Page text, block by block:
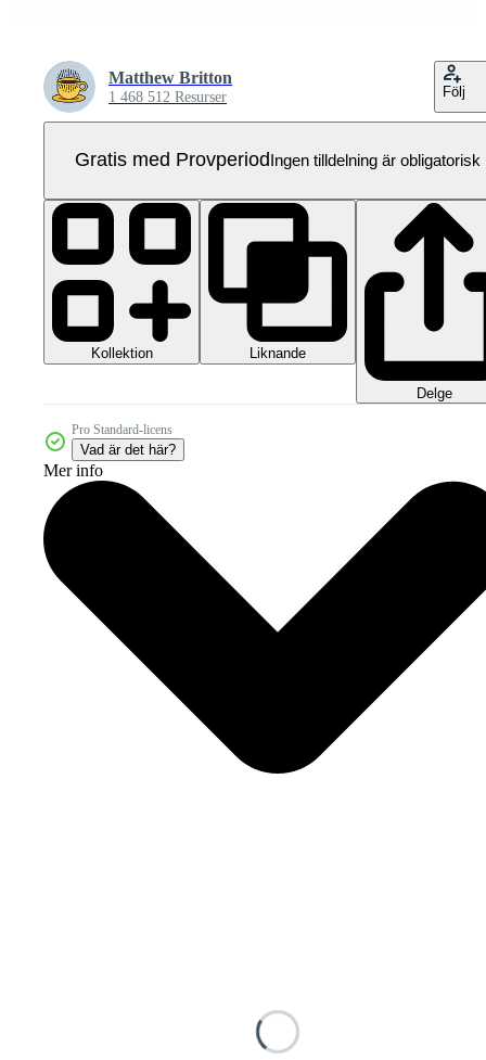
Matthew Britton
1 468 512 Resurser Följ
Gratis med ProvperiodIngen tilldelning är obligatorisk
Kollektion Liknande
Delge
Pro Standard-licens
Vad är det här?
Mer info